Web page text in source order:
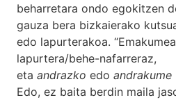
beharretara ondo egokitzen
gauza bera bizkaierako
edo lapurterakoa.
lapurtera/behe-nafarreraz,
eta andrazko edo andrakume
Edo, ez baita berdin maila